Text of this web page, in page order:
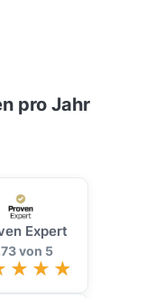
pro Jahr
Expert
von 5